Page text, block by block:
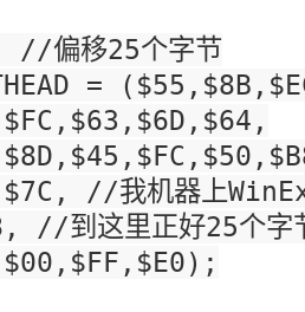
//偏移25个字节
=
//我机器上
//到这里正好25个字